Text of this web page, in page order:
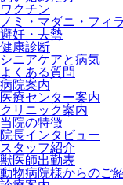
ワクチン
ノミ・マダニ・フィ
避妊・去勢
健康診断
シニアケアと病気
よくある質問
病院案内
医療センター案内
クリニック案内
当院の特徴
院長インタビュー
スタッフ紹介
獣医師出勤表
動物病院様からのご